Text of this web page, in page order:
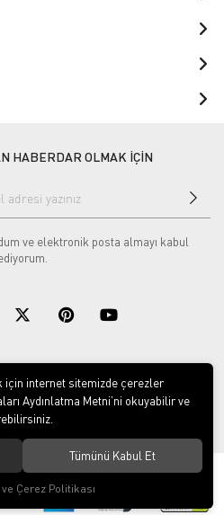
HABERDAR OLMAK İÇİN
ve elektronik posta almayı kabul
on the
Store
Download on
Google play
. Tüm hakları saklıdır.
için internet sitemizde çerezler
Aydınlatma Metni’ni okuyabilir ve
Tümünü Kabul Et
Çerez Politikası